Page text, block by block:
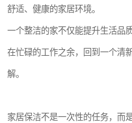
舒适、健康的家居环境。
一个整洁的家不仅能提升生活品
在忙碌的工作之余，回到一个清
解。
家居保洁不是一次性的任务，而